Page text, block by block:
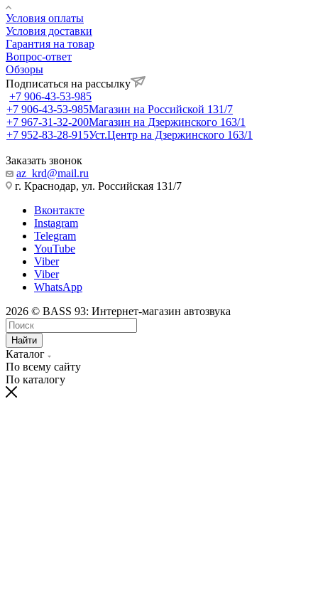
Условия оплаты
Условия доставки
Гарантия на товар
Вопрос-ответ
Обзоры
Подписаться на рассылку
+7 906-43-53-985
+7 906-43-53-985Магазин на Российской 131/7
+7 967-31-32-200Магазин на Дзержинского 163/1
+7 952-83-28-915Уст.Центр на Дзержинского 163/1
Заказать звонок
az_krd@mail.ru
г. Краснодар, ул. Российская 131/7
Вконтакте
Instagram
Telegram
YouTube
Viber
Viber
WhatsApp
2026 © BASS 93: Интернет-магазин автозвука
Найти
Каталог
По всему сайту
По каталогу